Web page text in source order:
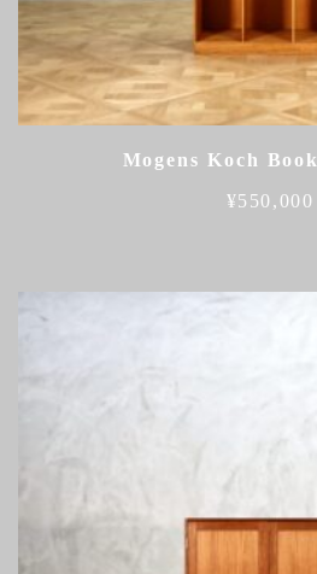
Mogens Koch
¥550,000